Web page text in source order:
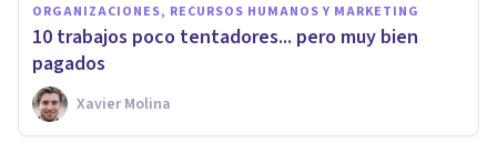
ORGANIZACIONES, RECURSOS HUMANOS Y MARKETING
10 trabajos poco tentadores... pero muy bien
pagados
Xavier Molina